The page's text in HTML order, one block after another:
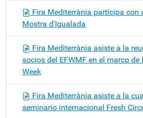
Fira Mediterrània participa con
Mostra d’Igualada
Fira Mediterrània asiste a la
socios del EFWMF en el marco
Week
Fira Mediterrània asiste a la
seminario internacional Fresh